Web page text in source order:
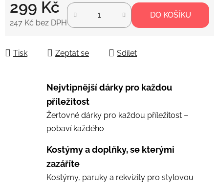
299 Kč
247 Kč bez DPH
DO KOŠÍKU
Tisk Zeptat se Sdílet
Nejvtipnější dárky pro každou
příležitost
Žertovné dárky pro každou příležitost –
pobaví každého
Kostýmy a doplňky, se kterými
zazáříte
Kostýmy, paruky a rekvizity pro stylovou